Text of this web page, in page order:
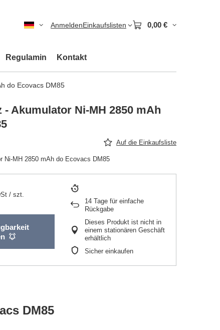
AnmeldenEinkaufslisten 0,00 €
Regulamin Kontakt
do Ecovacs DM85
- Akumulator Ni-MH 2850 mAh
Auf die Einkaufsliste
Ni-MH 2850 mAh do Ecovacs DM85
/ szt.
14 Tage für einfache
Rückgabe
Dieses Produkt ist nicht in
einem stationären Geschäft
erhältlich
Sicher einkaufen
DM85